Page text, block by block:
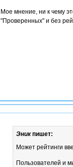
Мое мнение, ни к чему
"Проверенных" и без
Эникпишет:
Может рейтинги
Пользователей и